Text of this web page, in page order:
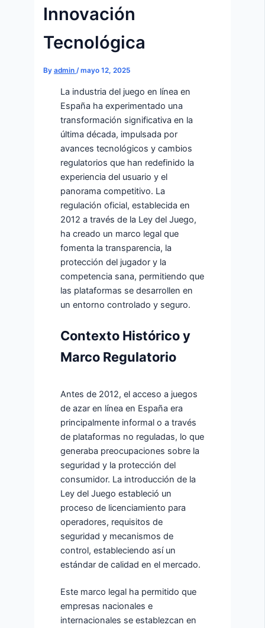
Innovación
Tecnológica
By admin /mayo 12, 2025
La industria del juego en línea en
España ha experimentado una
transformación significativa en la
última década, impulsada por
avances tecnológicos y cambios
regulatorios que han redefinido la
experiencia del usuario y el
panorama competitivo. La
regulación oficial, establecida en
2012 a través de la Ley del Juego,
ha creado un marco legal que
fomenta la transparencia, la
protección del jugador y la
competencia sana, permitiendo que
las plataformas se desarrollen en
un entorno controlado y seguro.
Contexto Histórico y
Marco Regulatorio
Antes de 2012, el acceso a juegos
de azar en línea en España era
principalmente informal o a través
de plataformas no reguladas, lo que
generaba preocupaciones sobre la
seguridad y la protección del
consumidor. La introducción de la
Ley del Juego estableció un
proceso de licenciamiento para
operadores, requisitos de
seguridad y mecanismos de
control, estableciendo así un
estándar de calidad en el mercado.
Este marco legal ha permitido que
empresas nacionales e
internacionales se establezcan en